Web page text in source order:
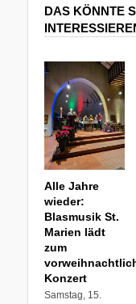
DAS KÖNNTE
Alle Jahre
wieder:
Blasmusik St.
Marien lädt
zum
Konzert
Samstag, 15.